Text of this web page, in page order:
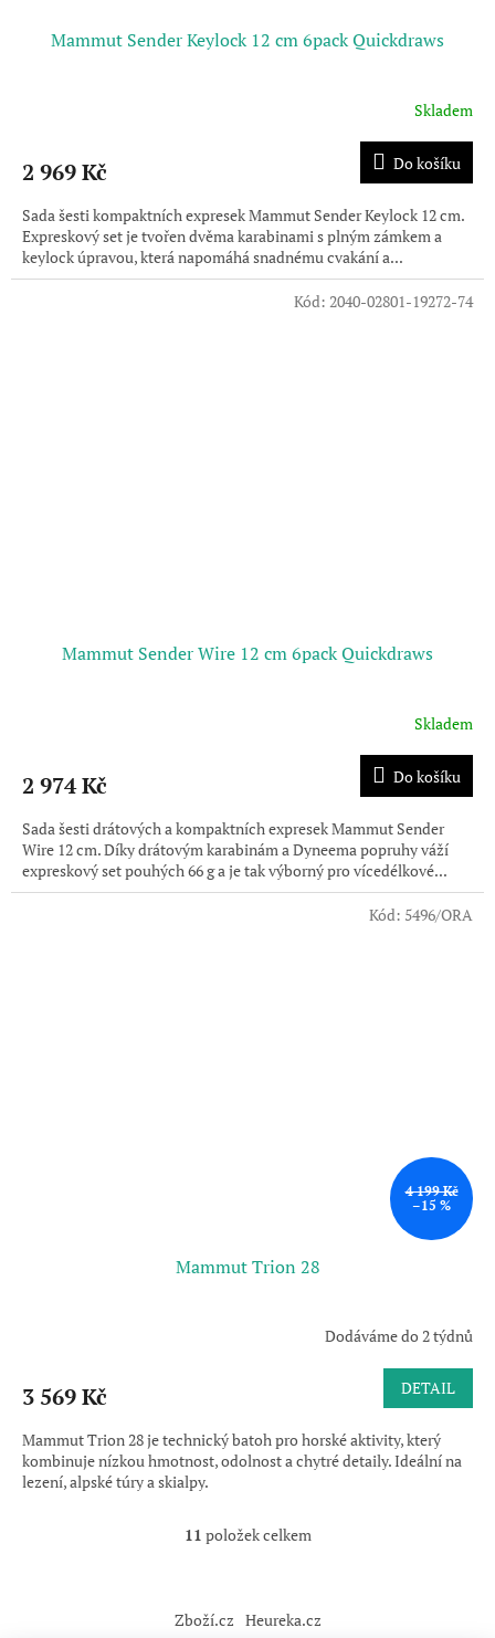
Mammut Sender Keylock 12 cm 6pack Quickdraws
Skladem
2 969 Kč Do košíku
Sada šesti kompaktních expresek Mammut Sender Keylock 12 cm.
Expreskový set je tvořen dvěma karabinami s plným zámkem a
keylock úpravou, která napomáhá snadnému cvakání a...
Mammut Sender Wire 12 cm 6pack Quickdraws
Skladem
2 974 Kč Do košíku
Sada šesti drátových a kompaktních expresek Mammut Sender
Wire 12 cm. Díky drátovým karabinám a Dyneema popruhy váží
expreskový set pouhých 66 g a je tak výborný pro vícedélkové...
Kód: 2040-02801-19272-74
4 199 Kč
–15 %
Mammut Trion 28
Dodáváme do 2 týdnů
3 569 Kč DETAIL
Mammut Trion 28 je technický batoh pro horské aktivity, který
kombinuje nízkou hmotnost, odolnost a chytré detaily. Ideální na
lezení, alpské túry a skialpy.
Kód: 5496/ORA
O
d
11 položek celkem
Zboží.cz Heureka.cz